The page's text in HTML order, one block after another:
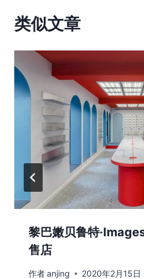
类似文章
黎巴嫩贝鲁特
售店
作者anjing 2020年2月15日